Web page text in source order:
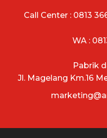
Call Center : 0813
WA :
Pabrik
Jl. Magelang Km.16